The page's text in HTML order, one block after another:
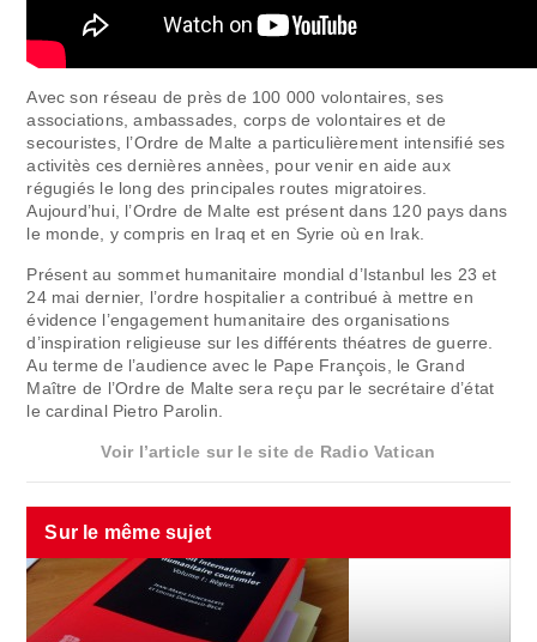
Avec son réseau de près de 100 000 volontaires, ses
associations, ambassades, corps de volontaires et de
secouristes, l’Ordre de Malte a particulièrement intensifié ses
activitès ces dernières annèes, pour venir en aide aux
régugiés le long des principales routes migratoires.
Aujourd’hui, l’Ordre de Malte est présent dans 120 pays dans
le monde, y compris en Iraq et en Syrie où en Irak.
Présent au sommet humanitaire mondial d’Istanbul les 23 et
24 mai dernier, l’ordre hospitalier a contribué à mettre en
évidence l’engagement humanitaire des organisations
d’inspiration religieuse sur les différents théatres de guerre.
Au terme de l’audience avec le Pape François, le Grand
Maître de l’Ordre de Malte sera reçu par le secrétaire d’état
le cardinal Pietro Parolin.
Voir l’article sur le site de Radio Vatican
Sur le même sujet